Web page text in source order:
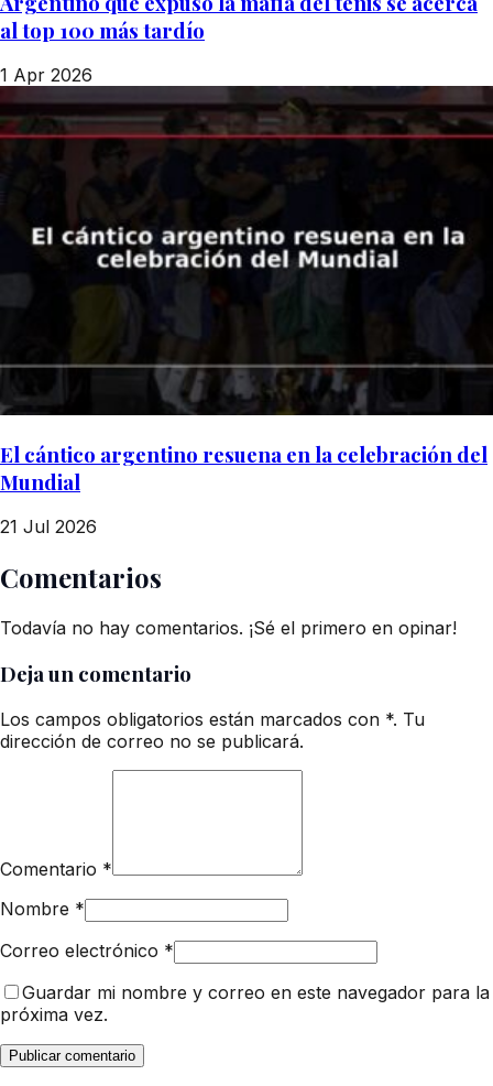
al top 100 más tardío
1 Apr 2026
El cántico argentino resuena en la celebración del
Mundial
21 Jul 2026
Comentarios
Todavía no hay comentarios. ¡Sé el primero en opinar!
Deja un comentario
Los campos obligatorios están marcados con *. Tu
dirección de correo no se publicará.
Comentario *
Nombre *
Correo electrónico *
Guardar mi nombre y correo en este navegador para la
próxima vez.